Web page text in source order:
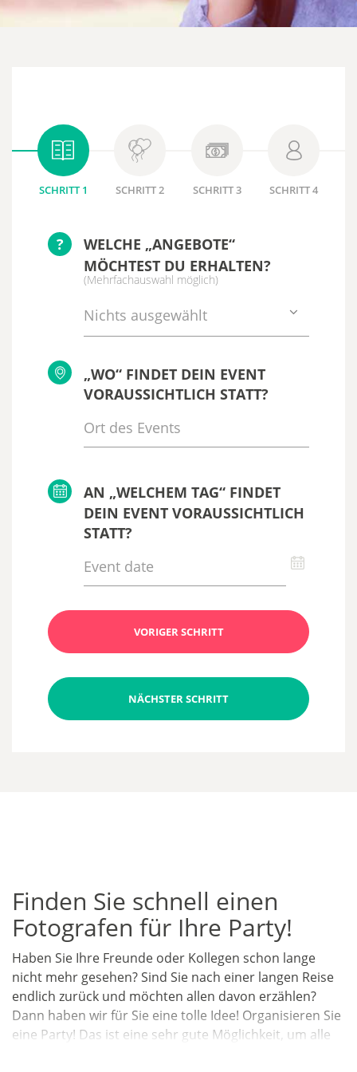
SCHRITT 1 SCHRITT 2 SCHRITT 3 SCHRITT 4
?
WELCHE „ANGEBOTE“
MÖCHTEST DU ERHALTEN?
(Mehrfachauswahl möglich)
Nichts ausgewählt
„WO“ FINDET DEIN EVENT
VORAUSSICHTLICH STATT?
AN „WELCHEM TAG“ FINDET
DEIN EVENT VORAUSSICHTLICH
STATT?
VORIGER SCHRITT
NÄCHSTER SCHRITT
Finden Sie schnell einen
Fotografen für Ihre Party!
Haben Sie Ihre Freunde oder Kollegen schon lange
nicht mehr gesehen? Sind Sie nach einer langen Reise
endlich zurück und möchten allen davon erzählen?
Dann haben wir für Sie eine tolle Idee! Organisieren Sie
eine Party! Das ist eine sehr gute Möglichkeit, um alle